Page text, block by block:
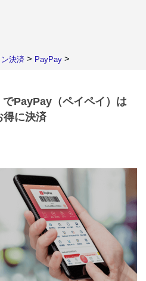
決済 > PayPay >
PayPay（ペイペイ）は
得に決済